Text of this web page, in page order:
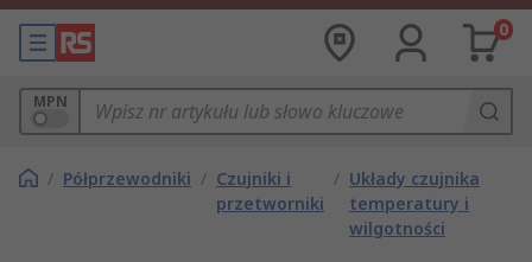
0
MPN
/ Półprzewodniki / Czujniki i
przetworniki
/ Układy czujnika
temperatury i
wilgotności